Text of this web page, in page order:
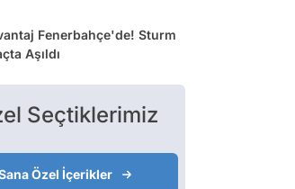
Fenerbahçe'de! Sturm
Aşıldı
Seçtiklerimiz
Özel İçerikler